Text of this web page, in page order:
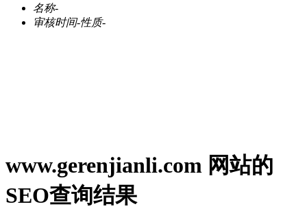
名称-
审核时间-性质-
www.gerenjianli.com 网站的
SEO查询结果